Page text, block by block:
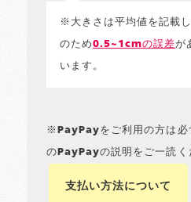
※大きさは平均値を記載
のため0.5~1cmの誤差が
います。
※PayPayをご利用の方は必
のPayPayの説明をご一読く
支払い方法について